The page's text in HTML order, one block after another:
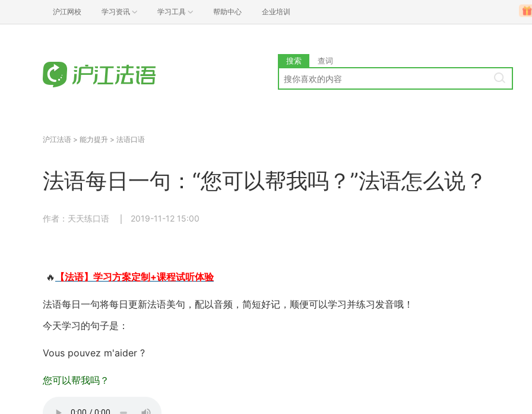
沪江网校 学习资讯 学习工具 帮助中心 企业培训
搜索 查词
沪江法语 > 能力提升 > 法语口语
法语每日一句：“您可以帮我吗？”法语怎么说？
作者：天天练口语 2019-11-12 15:00
🔥 【法语】学习方案定制+课程试听体验
法语每日一句将每日更新法语美句，配以音频，简短好记，顺便可以学习并练习发音哦！
今天学习的句子是：
Vous pouvez m'aider ?
您可以帮我吗？